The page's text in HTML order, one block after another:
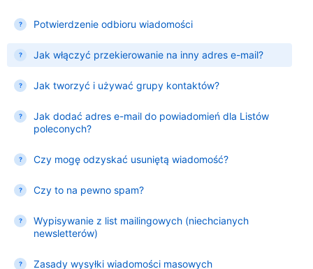
Potwierdzenie odbioru wiadomości
Jak włączyć przekierowanie na inny adres e-mail?
Jak tworzyć i używać grupy kontaktów?
Jak dodać adres e-mail do powiadomień dla Listów
poleconych?
Czy mogę odzyskać usuniętą wiadomość?
Czy to na pewno spam?
Wypisywanie z list mailingowych (niechcianych
newsletterów)
Zasady wysyłki wiadomości masowych